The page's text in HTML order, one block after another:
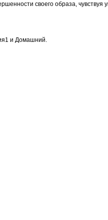
своего образа, чувствуя
и Домашний.